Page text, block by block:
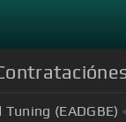
(EADGBE)